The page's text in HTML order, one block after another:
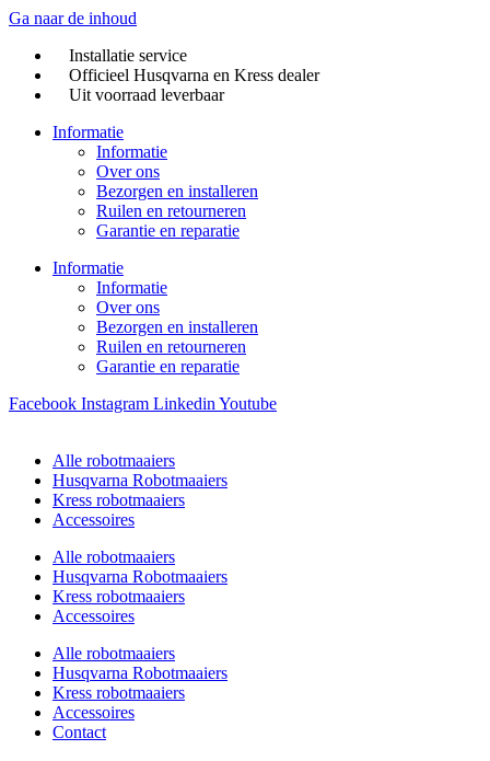
Ga naar de inhoud
Installatie service
Officieel Husqvarna en Kress dealer
Uit voorraad leverbaar
Informatie
Informatie
Over ons
Bezorgen en installeren
Ruilen en retourneren
Garantie en reparatie
Informatie
Informatie
Over ons
Bezorgen en installeren
Ruilen en retourneren
Garantie en reparatie
Facebook Instagram Linkedin Youtube
Alle robotmaaiers
Husqvarna Robotmaaiers
Kress robotmaaiers
Accessoires
Alle robotmaaiers
Husqvarna Robotmaaiers
Kress robotmaaiers
Accessoires
Alle robotmaaiers
Husqvarna Robotmaaiers
Kress robotmaaiers
Accessoires
Contact